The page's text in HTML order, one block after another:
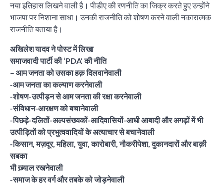
नया इतिहास लिखने वाली है। पीडीए की रणनीति का जिक्र करते हुए उन्होंने
भाजपा पर निशाना साधा। उनकी राजनीति को शोषण करने वाली नकारात्मक
राजनीति बताया है।
अखिलेश यादव ने पोस्ट में लिखा
समाजवादी पार्टी की ‘PDA’ की नीति
– आम जनता को उसका हक़ दिलवानेवाली
-आम जनता का कल्याण करनेवाली
-शोषण-उत्पीड़न से आम जनता की रक्षा करनेवाली
-संविधान-आरक्षण को बचानेवाली
-पिछड़े-दलितों-अल्पसंख्यकों-आदिवासियों-आधी आबादी और अगड़ों में भी
उत्पीड़ितों को प्रभुत्ववादियों के अत्याचार से बचानेवाली
-किसान, मज़दूर, महिला, युवा, कारोबारी, नौकरीपेशा, दुकानदारों और बाक़ी
सबका
भी ख़्याल रखनेवाली
-समाज के हर वर्ग और तबके को जोड़नेवाली